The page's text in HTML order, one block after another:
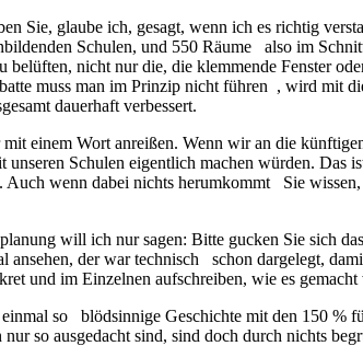
Sie, glaube ich, gesagt, wenn ich es richtig
Schulen, und 550 Räume also im
belüften, nicht nur die, die klemmende Fenster
muss man im Prinzip nicht führen , wird mit
dauerhaft verbessert.
einem Wort anreißen. Wenn wir an die
Schulen eigentlich machen würden.
wenn dabei nichts herumkommt Sie
will ich nur sagen: Bitte gucken Sie sich
ansehen, der war technisch schon dargelegt,
und im Einzelnen aufschreiben, wie es
so blödsinnige Geschichte mit den 150 %
so ausgedacht sind, sind doch durch nichts